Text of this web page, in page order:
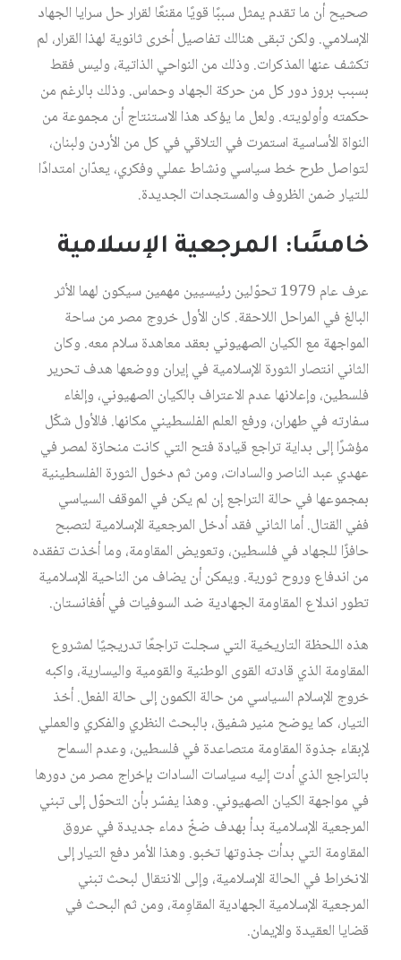
صحيح أن ما تقدم يمثل سببًا قويًا مقنعًا لقرار حل سرايا الجهاد
الإسلامي. ولكن تبقى هنالك تفاصيل أخرى ثانوية لهذا القرار، لم
تكشف عنها المذكرات. وذلك من النواحي الذاتية، وليس فقط
بسبب بروز دور كل من حركة الجهاد وحماس. وذلك بالرغم من
حكمته وأولويته. ولعل ما يؤكد هذا الاستنتاج أن مجموعة من
النواة الأساسية استمرت في التلاقي في كل من الأردن ولبنان،
لتواصل طرح خط سياسي ونشاط عملي وفكري، يعدّان امتدادًا
للتيار ضمن الظروف والمستجدات الجديدة.
خامسًا: المرجعية الإسلامية
عرف عام 1979 تحوّلين رئيسيين مهمين سيكون لهما الأثر
البالغ في المراحل اللاحقة. كان الأول خروج مصر من ساحة
المواجهة مع الكيان الصهيوني بعقد معاهدة سلام معه. وكان
الثاني انتصار الثورة الإسلامية في إيران ووضعها هدف تحرير
فلسطين، وإعلانها عدم الاعتراف بالكيان الصهيوني، وإلغاء
سفارته في طهران، ورفع العلم الفلسطيني مكانها. فالأول شكّل
مؤشرًا إلى بداية تراجع قيادة فتح التي كانت منحازة لمصر في
عهدي عبد الناصر والسادات، ومن ثم دخول الثورة الفلسطينية
بمجموعها في حالة التراجع إن لم يكن في الموقف السياسي
ففي القتال. أما الثاني فقد أدخل المرجعية الإسلامية لتصبح
حافزًا للجهاد في فلسطين، وتعويض المقاومة، وما أخذت تفقده
من اندفاع وروح ثورية. ويمكن أن يضاف من الناحية الإسلامية
تطور اندلاع المقاومة الجهادية ضد السوفيات في أفغانستان.
هذه اللحظة التاريخية التي سجلت تراجعًا تدريجيًا لمشروع
المقاومة الذي قادته القوى الوطنية والقومية واليسارية، واكبه
خروج الإسلام السياسي من حالة الكمون إلى حالة الفعل. أخذ
التيار، كما يوضح منير شفيق، بالبحث النظري والفكري والعملي
لإبقاء جذوة المقاومة متصاعدة في فلسطين، وعدم السماح
بالتراجع الذي أدت إليه سياسات السادات بإخراج مصر من دورها
في مواجهة الكيان الصهيوني. وهذا يفسّر بأن التحوّل إلى تبني
المرجعية الإسلامية بدأ بهدف ضخّ دماء جديدة في عروق
المقاومة التي بدأت جذوتها تخبو. وهذا الأمر دفع التيار إلى
الانخراط في الحالة الإسلامية، وإلى الانتقال لبحث تبني
المرجعية الإسلامية الجهادية المقاوِمة، ومن ثم البحث في
قضايا العقيدة والإيمان.